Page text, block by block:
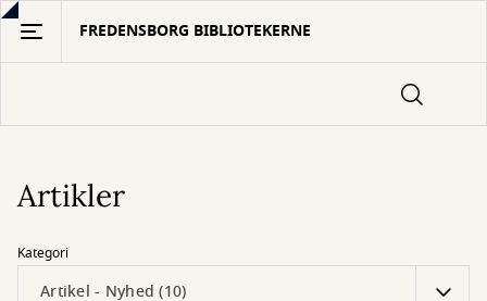
Gå
hovedindhold
FREDENSBORG BIBLIOTEKERNE
Artikler
Kategori